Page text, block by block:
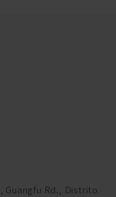
Rd.,
Distrito